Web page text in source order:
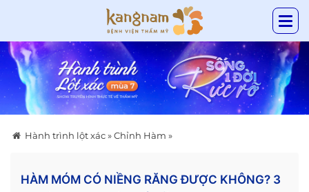
Hành trình lột xác»Chỉnh Hàm »
HÀM MÓM CÓ NIỀNG RĂNG ĐƯỢC KHÔNG? 3